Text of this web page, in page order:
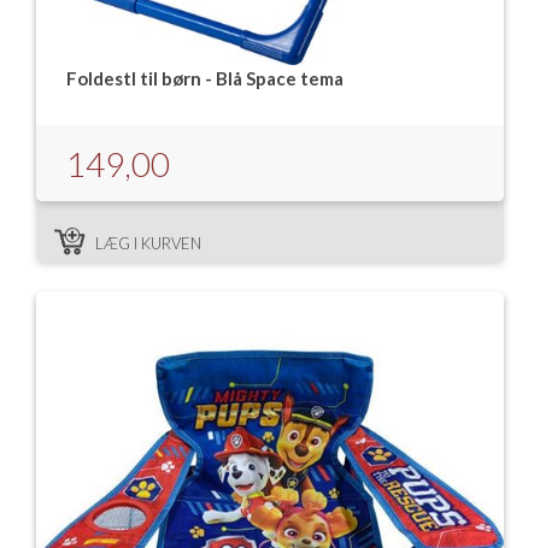
Foldestl til børn - Blå Space tema
149,00
LÆG I KURVEN